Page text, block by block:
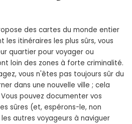
des cartes du monde entier
les itinéraires les plus sûrs, vous
quartier pour voyager ou
loin des zones à forte criminalité.
vous n'êtes pas toujours sûr du
dans une nouvelle ville ; cela
pouvez documenter vos
sûres (et, espérons-le, non
autres voyageurs à naviguer